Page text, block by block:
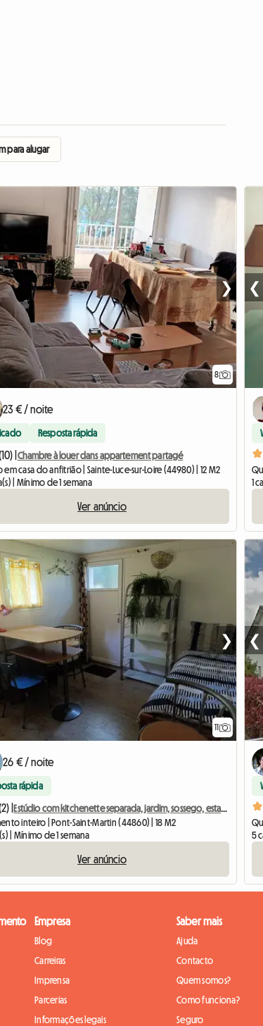
para alugar
8
❯
23 € / noite
Resposta rápida
| Chambre à louer dans appartement partagé
em casa do anfitrião | Sainte-Luce-sur-Loire (44980) | 12 M2
| Mínimo de 1 semana
Ver anúncio
❮
1
11
❯
26 € / noite
rápida
|
Estúdio com kitchenette separada, jardim, sossego, estacionamento, fibra óptica
inteiro | Pont-Saint-Martin (44860) | 18 M2
| Mínimo de 1 semana
Ver anúncio
❮
5
Empresa
Blog
Carreiras
Imprensa
Parcerias
Informações legais
Saber mais
Ajuda
Contacto
Quem somos?
Como funciona?
Seguro